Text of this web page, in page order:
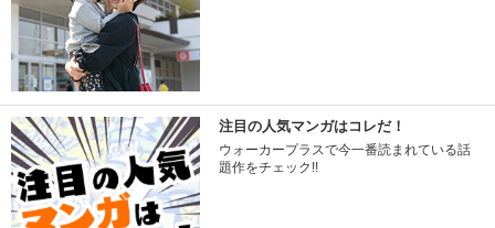
注目の人気マンガはコレだ！
ウォーカープラスで今一番読まれている話
題作をチェック!!